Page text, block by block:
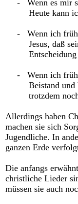
-
Wenn es mir
Heute kann
-
Wenn ich
Jesus, daß
-
Wenn ich
Beistand
trotzdem
Allerdings haben
machen sie sich
Jugendliche. In
ganzen Erde
Die anfangs
christliche Lieder
müssen sie auch